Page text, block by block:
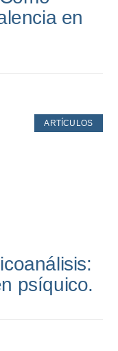
en
ARTÍCULOS
psíquico.